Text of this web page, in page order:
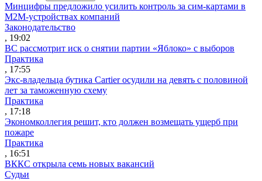
Минцифры предложило усилить контроль за сим-картами в
M2M-устройствах компаний
Законодательство
, 19:02
ВС рассмотрит иск о снятии партии «Яблоко» с выборов
Практика
, 17:55
Экс-владельца бутика Cartier осудили на девять с половиной
лет за таможенную схему
Практика
, 17:18
Экономколлегия решит, кто должен возмещать ущерб при
пожаре
Практика
, 16:51
ВККС открыла семь новых вакансий
Судьи